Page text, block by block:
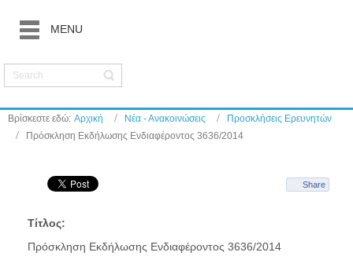
MENU
Βρίσκεστε εδώ: Αρχική Νέα - Ανακοινώσεις
Προσκλήσεις Ερευνητών
Πρόσκληση Εκδήλωσης Ενδιαφέροντος 3636/2014
Share
Τίτλος:
Πρόσκληση Εκδήλωσης Ενδιαφέροντος 3636/2014